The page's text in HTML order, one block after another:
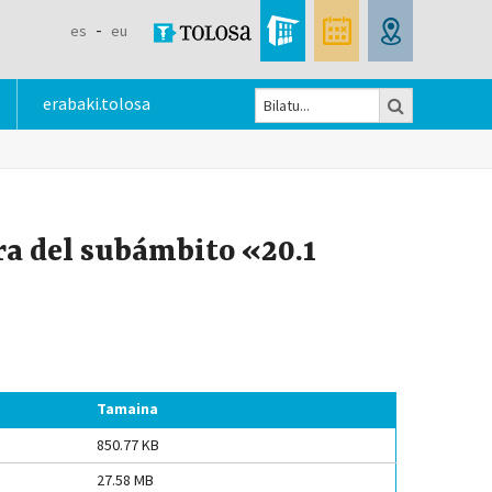
es eu
erabaki.tolosa
Bilaketa
del subámbito «20.1
Tamaina
850.77 KB
27.58 MB